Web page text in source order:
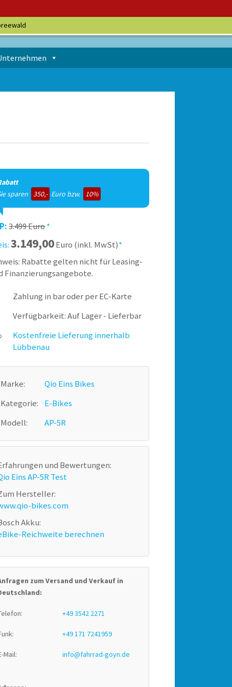
sparen
350,- Euro bzw. 10%
3.499 Euro*
3.149,00Euro (inkl. MwSt)*
Rabatte gelten nicht für Leasing-
Finanzierungsangebote.
Zahlung in bar oder per EC-Karte
Verfügbarkeit: Auf Lager - Lieferbar
Kostenfreie Lieferung innerhalb
Lübbenau
Marke:
Qio Eins Bikes
Kategorie:
E-Bikes
Modell:
AP-5R
und Bewertungen:
Eins AP-5R Test
Hersteller:
bikes.com
Akku:
Reichweite berechnen
zum Versand und Verkauf in
+49 3542 2271
+49 171 7241959
Mail: info@fahrrad-goyn.de